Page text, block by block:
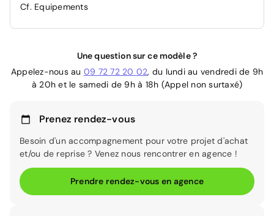
Cf. Equipements
Une question sur ce modèle ?
Appelez-nous au 09 72 72 20 02, du lundi au vendredi de 9h
à 20h et le samedi de 9h à 18h (Appel non surtaxé)
Prenez rendez-vous
Besoin d'un accompagnement pour votre projet d'achat
et/ou de reprise ? Venez nous rencontrer en agence !
Prendre rendez-vous en agence